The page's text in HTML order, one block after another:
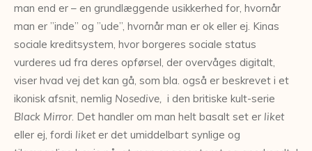
man end er – en grundlæggende usikkerhed for, hvornår
man er ”inde” og ”ude”, hvornår man er ok eller ej. Kinas
sociale kreditsystem, hvor borgeres sociale status
vurderes ud fra deres opførsel, der overvåges digitalt,
viser hvad vej det kan gå, som bla. også er beskrevet i et
ikonisk afsnit, nemlig Nosedive, i den britiske kult-serie
Black Mirror. Det handler om man helt basalt set er liket
eller ej, fordi liketer det umiddelbart synlige og